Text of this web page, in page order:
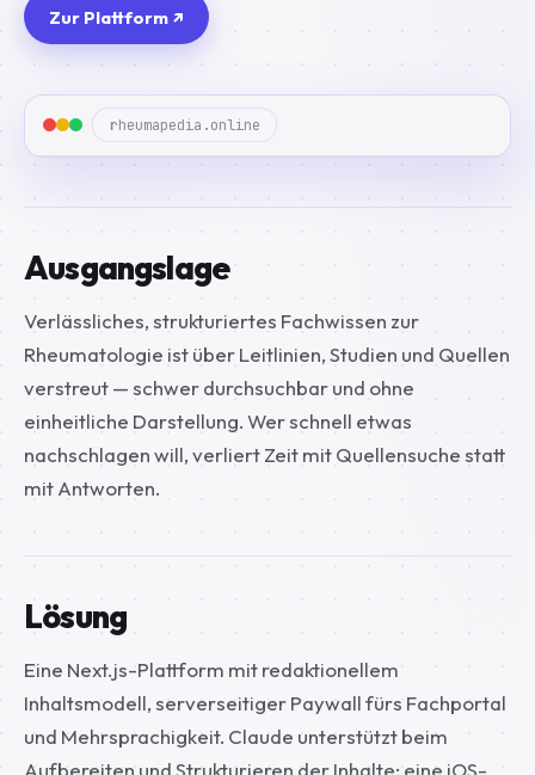
Zur Plattform ↗
rheumapedia.online
Ausgangslage
Verlässliches, strukturiertes Fachwissen zur
Rheumatologie ist über Leitlinien, Studien und Quellen
verstreut — schwer durchsuchbar und ohne
einheitliche Darstellung. Wer schnell etwas
nachschlagen will, verliert Zeit mit Quellensuche statt
mit Antworten.
Lösung
Eine Next.js-Plattform mit redaktionellem
Inhaltsmodell, serverseitiger Paywall fürs Fachportal
und Mehrsprachigkeit. Claude unterstützt beim
Aufbereiten und Strukturieren der Inhalte; eine iOS-